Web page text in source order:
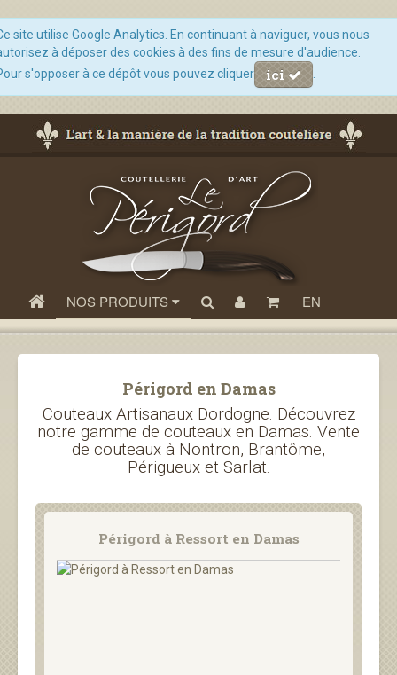
site utilise Google Analytics. En continuant à naviguer, vous nous
à déposer des cookies à des fins de mesure d'audience.
s'opposer à ce dépôt vous pouvez cliquer
ici
NOS PRODUITS EN
Périgord en Damas
Couteaux Artisanaux Dordogne. Découvrez
notre gamme de couteaux en Damas. Vente
de couteaux à Nontron, Brantôme,
Périgueux et Sarlat.
Périgord à Ressort en Damas